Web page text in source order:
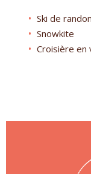
Ski de
Snowkite
Croisière en